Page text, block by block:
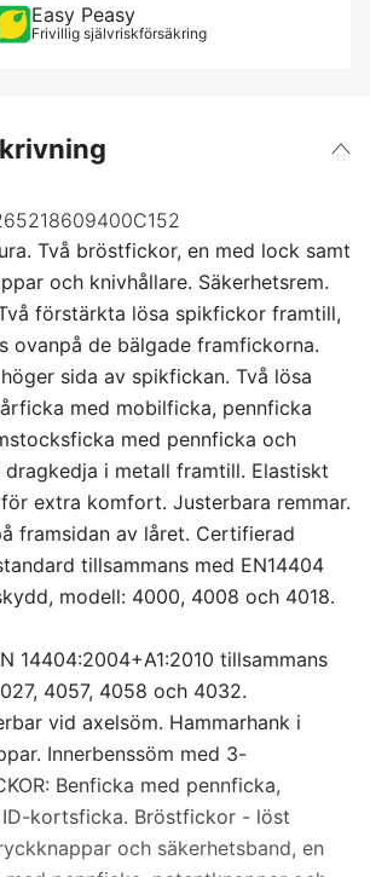
Easy Peasy
Frivillig självriskförsäkring
Två bröstfickor, en med lock samt
och knivhållare. Säkerhetsrem.
förstärkta lösa spikfickor framtill,
ovanpå de bälgade framfickorna.
sida av spikfickan. Två lösa
med mobilficka, pennficka
med pennficka och
dragkedja i metall framtill. Elastiskt
extra komfort. Justerbara remmar.
framsidan av låret. Certifierad
tillsammans med EN14404
modell: 4000, 4008 och 4018.
14404:2004+A1:2010 tillsammans
4057, 4058 och 4032.
vid axelsöm. Hammarhank i
Innerbenssöm med 3-
Benficka med pennficka,
kortsficka. Bröstfickor - löst
och säkerhetsband, en